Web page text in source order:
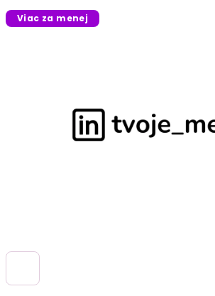
Viac za menej